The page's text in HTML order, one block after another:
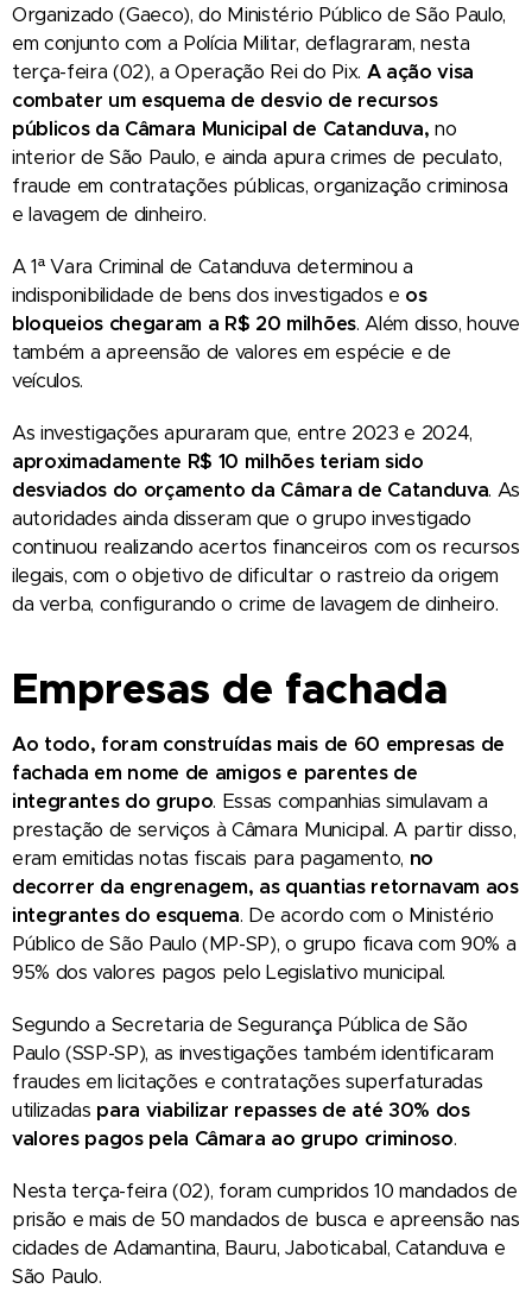
Organizado (Gaeco), do Ministério Público de São Paulo,
em conjunto com a Polícia Militar, deflagraram, nesta
terça-feira (02), a Operação Rei do Pix. A ação visa
combater um esquema de desvio de recursos
públicos da Câmara Municipal de Catanduva, no
interior de São Paulo, e ainda apura crimes de peculato,
fraude em contratações públicas, organização criminosa
e lavagem de dinheiro.
A 1ª Vara Criminal de Catanduva determinou a
indisponibilidade de bens dos investigados e os
bloqueios chegaram a R$ 20 milhões. Além disso, houve
também a apreensão de valores em espécie e de
veículos.
As investigações apuraram que, entre 2023 e 2024,
aproximadamente R$ 10 milhões teriam sido
desviados do orçamento da Câmara de Catanduva. As
autoridades ainda disseram que o grupo investigado
continuou realizando acertos financeiros com os recursos
ilegais, com o objetivo de dificultar o rastreio da origem
da verba, configurando o crime de lavagem de dinheiro.
Empresas de fachada
Ao todo, foram construídas mais de 60 empresas de
fachada em nome de amigos e parentes de
integrantes do grupo. Essas companhias simulavam a
prestação de serviços à Câmara Municipal. A partir disso,
eram emitidas notas fiscais para pagamento, no
decorrer da engrenagem, as quantias retornavam aos
integrantes do esquema. De acordo com o Ministério
Público de São Paulo (MP-SP), o grupo ficava com 90% a
95% dos valores pagos pelo Legislativo municipal.
Segundo a Secretaria de Segurança Pública de São
Paulo (SSP-SP), as investigações também identificaram
fraudes em licitações e contratações superfaturadas
utilizadas para viabilizar repasses de até 30% dos
valores pagos pela Câmara ao grupo criminoso.
Nesta terça-feira (02), foram cumpridos 10 mandados de
prisão e mais de 50 mandados de busca e apreensão nas
cidades de Adamantina, Bauru, Jaboticabal, Catanduva e
São Paulo.